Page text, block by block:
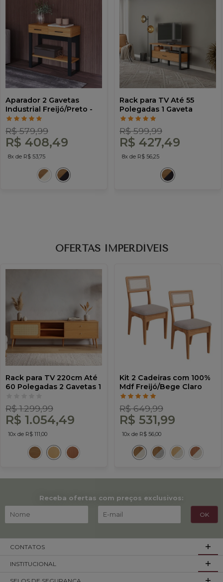
Aparador 2 Gavetas
Industrial Freijó/Preto -
Dalla Costa
R$ 579,99
R$ 408,49
8x de R$ 53,75
Rack para TV Até 55
Polegadas 1 Gaveta
Industrial Freijó/Preto -
Dalla Costa
R$ 599,99
R$ 427,49
8x de R$ 56,25
OFERTAS IMPERDÍVEIS
Rack para TV 220cm Até
60 Polegadas 2 Gavetas 1
Rosé com Palha - Dalla
Costa
R$ 1.299,99
R$ 1.054,49
10x de R$ 111,00
Kit 2 Cadeiras com 100%
Mdf Freijó/Bege Claro
J20 - Dalla Costa
R$ 649,99
R$ 531,99
10x de R$ 56,00
Receba ofertas com preços exclusivos:
CONTATOS
INSTITUCIONAL